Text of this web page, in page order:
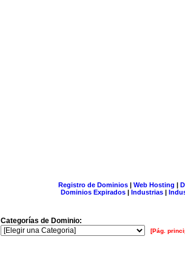
Registro de Dominios| Web Hosting |
Dominios Expirados | Industrias |
Categorías de Dominio:
[Pág.